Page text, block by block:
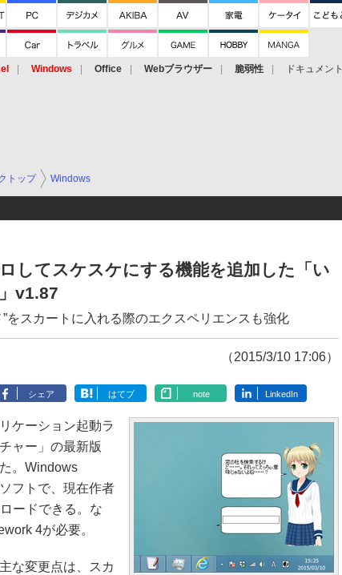
Windows Office Webブラウザー 脆弱性 ドキュメント
トップ Windows
してスケスケにする機能を追加した「い
v1.87
をスカートに入れる際のエクスペリエンスも強化
（2015/3/10 17:06）
シェア はてブ note LinkedIn
ケーション起動ラ
ャー」の最新版
。Windows
フトで、現在作者
ードできる。な
4が必要。
な変更点は、スカ